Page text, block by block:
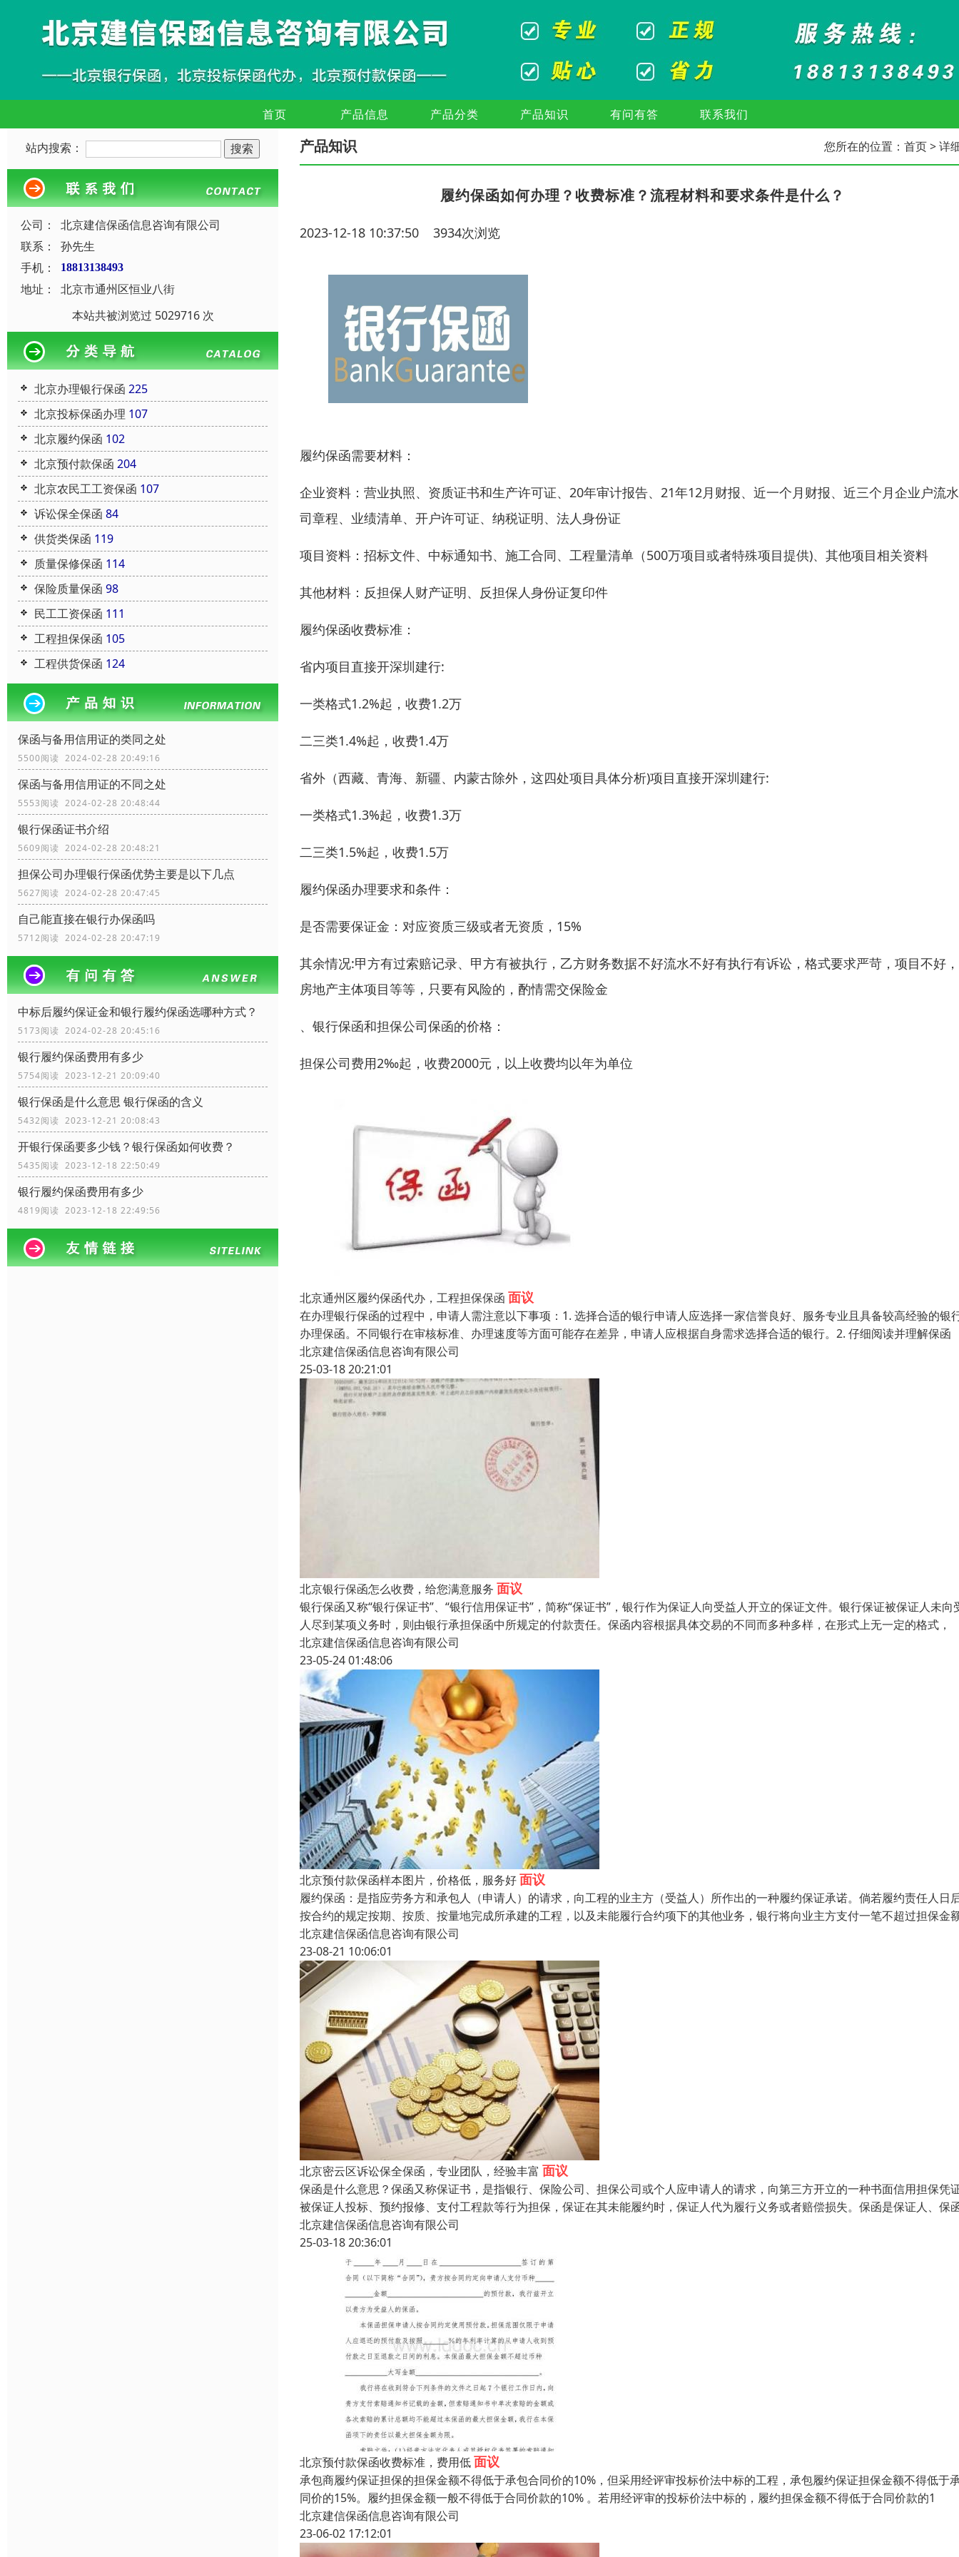
首页 产品信息 产品分类 产品知识 有问有答 联系我们
站内搜索：
公司：
北京建信保函信息咨询有限公司
联系：
孙先生
手机：
18813138493
地址：
北京市通州区恒业八街
本站共被浏览过 5029716 次
北京办理银行保函 225
北京投标保函办理 107
北京履约保函 102
北京预付款保函 204
北京农民工工资保函 107
诉讼保全保函 84
供货类保函 119
质量保修保函 114
保险质量保函 98
民工工资保函 111
工程担保保函 105
工程供货保函 124
保函与备用信用证的类同之处
5500阅读 2024-02-28 20:49:16
保函与备用信用证的不同之处
5553阅读 2024-02-28 20:48:44
银行保函证书介绍
5609阅读 2024-02-28 20:48:21
担保公司办理银行保函优势主要是以下几点
5627阅读 2024-02-28 20:47:45
自己能直接在银行办保函吗
5712阅读 2024-02-28 20:47:19
中标后履约保证金和银行履约保函选哪种方式？
5173阅读 2024-02-28 20:45:16
银行履约保函费用有多少
5754阅读 2023-12-21 20:09:40
银行保函是什么意思 银行保函的含义
5432阅读 2023-12-21 20:08:43
开银行保函要多少钱？银行保函如何收费？
5435阅读 2023-12-18 22:50:49
银行履约保函费用有多少
4819阅读 2023-12-18 22:49:56
产品知识 您所在的位置： 首页> 详
履约保函如何办理？收费标准？流程材料和要求条件是什么？
2023-12-18 10:37:50 3934次浏览
履约保函需要材料：
企业资料：营业执照、资质证书和生产许可证、20年审计报告、21年12月财报、近一个月财报、近三个月企业户流
司章程、业绩清单、开户许可证、纳税证明、法人身份证
项目资料：招标文件、中标通知书、施工合同、工程量清单（500万项目或者特殊项目提供)、其他项目相关资料
其他材料：反担保人财产证明、反担保人身份证复印件
履约保函收费标准：
省内项目直接开深圳建行:
一类格式1.2%起，收费1.2万
二三类1.4%起，收费1.4万
省外（西藏、青海、新疆、内蒙古除外，这四处项目具体分析)项目直接开深圳建行:
一类格式1.3%起，收费1.3万
二三类1.5%起，收费1.5万
履约保函办理要求和条件：
是否需要保证金：对应资质三级或者无资质，15%
其余情况:甲方有过索赔记录、甲方有被执行，乙方财务数据不好流水不好有执行有诉讼，格式要求严苛，项目不好
房地产主体项目等等，只要有风险的，酌情需交保险金
、银行保函和担保公司保函的价格：
担保公司费用2‰起，收费2000元，以上收费均以年为单位
北京通州区履约保函代办，工程担保保函 面议
在办理银行保函的过程中，申请人需注意以下事项：1. 选择合适的银行申请人应选择一家信誉良好、服务专业且具备较高经验的银
办理保函。不同银行在审核标准、办理速度等方面可能存在差异，申请人应根据自身需求选择合适的银行。2. 仔细阅读并理解保函
北京建信保函信息咨询有限公司
25-03-18 20:21:01
北京银行保函怎么收费，给您满意服务 面议
银行保函又称“银行保证书”、“银行信用保证书”，简称“保证书”，银行作为保证人向受益人开立的保证文件。银行保证被保证人未向
人尽到某项义务时，则由银行承担保函中所规定的付款责任。保函内容根据具体交易的不同而多种多样，在形式上无一定的格式，
北京建信保函信息咨询有限公司
23-05-24 01:48:06
北京预付款保函样本图片，价格低，服务好面议
履约保函：是指应劳务方和承包人（申请人）的请求，向工程的业主方（受益人）所作出的一种履约保证承诺。倘若履约责任人日
按合约的规定按期、按质、按量地完成所承建的工程，以及未能履行合约项下的其他业务，银行将向业主方支付一笔不超过担保金
北京建信保函信息咨询有限公司
23-08-21 10:06:01
北京密云区诉讼保全保函，专业团队，经验丰富 面议
保函是什么意思？保函又称保证书，是指银行、保险公司、担保公司或个人应申请人的请求，向第三方开立的一种书面信用担保凭
被保证人投标、预约报修、支付工程款等行为担保，保证在其未能履约时，保证人代为履行义务或者赔偿损失。保函是保证人、保
北京建信保函信息咨询有限公司
25-03-18 20:36:01
北京预付款保函收费标准，费用低面议
承包商履约保证担保的担保金额不得低于承包合同价的10%，但采用经评审投标价法中标的工程，承包履约保证担保金额不得低于
同价的15%。履约担保金额一般不得低于合同价款的10% 。若用经评审的投标价法中标的，履约担保金额不得低于合同价款的1
北京建信保函信息咨询有限公司
23-06-02 17:12:01